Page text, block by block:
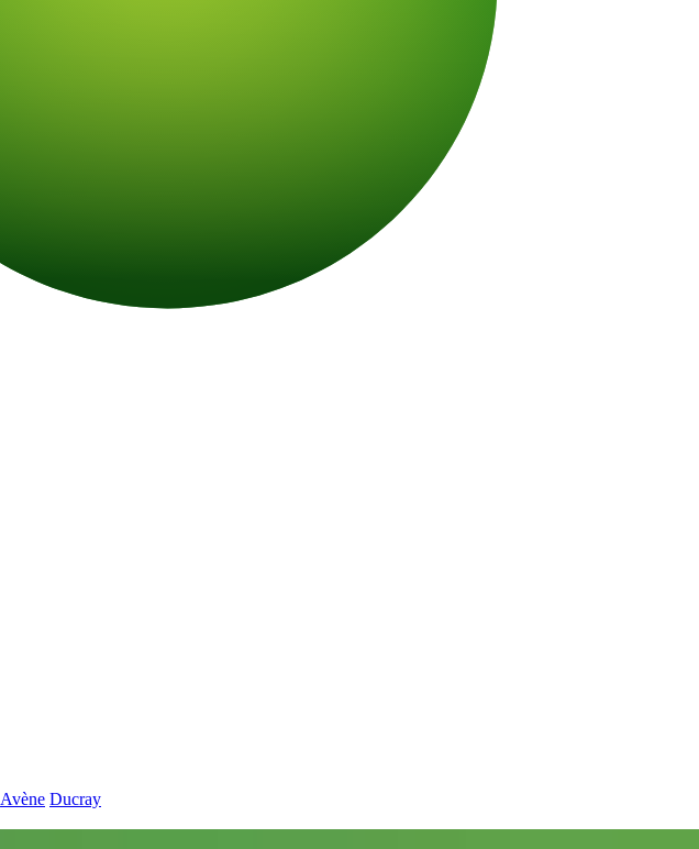
Avène Ducray